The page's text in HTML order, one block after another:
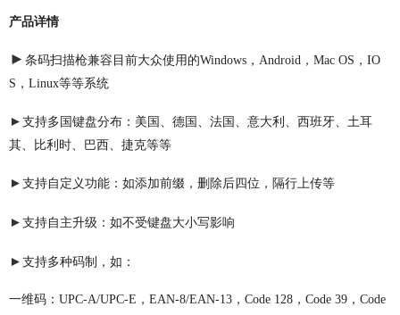
产品详情
► 条码扫描枪兼容目前大众使用的Windows，Android，Mac OS，IO
S，Linux等等系统
► 支持多国键盘分布：美国、德国、法国、意大利、西班牙、土耳
其、比利时、巴西、捷克等等
► 支持自定义功能：如添加前缀，删除后四位，隔行上传等
► 支持自主升级：如不受键盘大小写影响
► 支持多种码制，如：
一维码：UPC-A/UPC-E，EAN-8/EAN-13，Code 128，Code 39，Code